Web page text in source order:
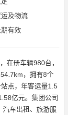
及物流
有效
在册车辆980台，
，拥有8个
点，年客运量1.5
亿元。集团公司
汽车出租、旅游服